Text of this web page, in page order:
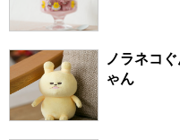
ノラネコ
ゃん